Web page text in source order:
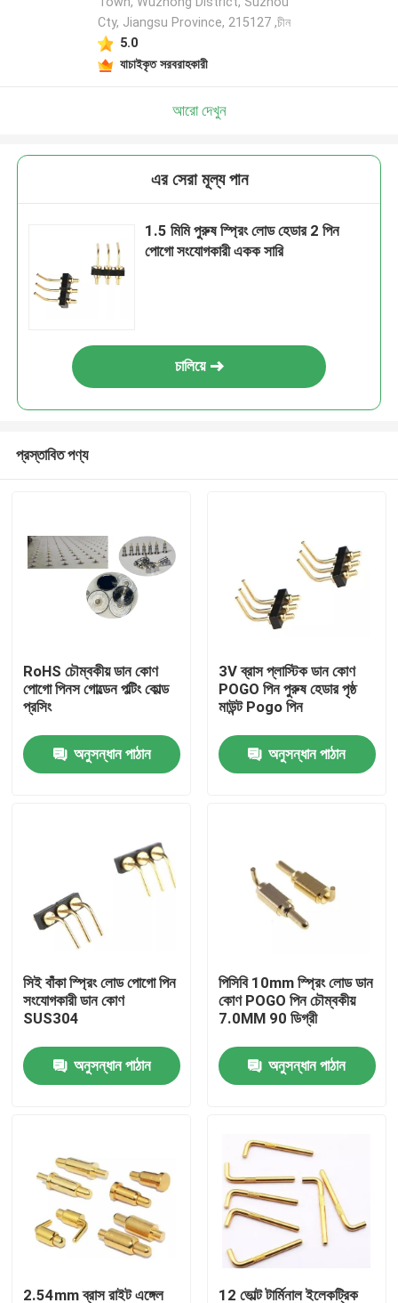
আমাদের সম্পর্কে
কারখানা ভ্রমণ
মান নিয়ন্ত্রণ
আমাদের সাথে যোগাযোগ করুন
সব ক্ষেত্রেই
স্প্রিং লোডেড POGO পিন
প্রোব পোগো পিন
Cty, Jiangsu Province, 215127 ,চীন
5.0
যাচাইকৃত সরবরাহকারী
আরো দেখুন
এর সেরা মূল্য পান
1.5 মিমি পুরুষ স্প্রিং লোড হেডার 2 পিন
পোগো সংযোগকারী একক সারি
চালিয়ে
প্রস্তাবিত পণ্য
RoHS চৌম্বকীয় ডান কোণ
পোগো পিনস গোল্ডেন পল্টিং কোল্ড
প্রসিং
অনুসন্ধান পাঠান
3V ব্রাস প্লাস্টিক ডান কোণ
POGO পিন পুরুষ হেডার পৃষ্ঠ
মাউন্ট Pogo পিন
অনুসন্ধান পাঠান
সিই বাঁকা স্প্রিং লোড পোগো পিন
সংযোগকারী ডান কোণ
SUS304
অনুসন্ধান পাঠান
পিসিবি 10mm স্প্রিং লোড ডান
কোণ POGO পিন চৌম্বকীয়
7.0MM 90 ডিগ্রী
অনুসন্ধান পাঠান
2.54mm ব্রাস রাইট এঙ্গেল 12 ভোল্ট টার্মিনাল ইলেকট্রিক